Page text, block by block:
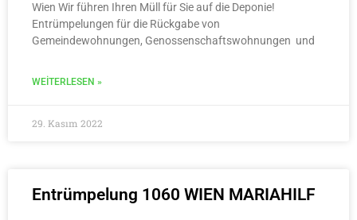
Wien Wir führen Ihren Müll für Sie auf die Deponie!
Entrümpelungen für die Rückgabe von
Gemeindewohnungen, Genossenschaftswohnungen und
WEITERLESEN »
29. Kasım 2022
Entrümpelung 1060 WIEN MARIAHILF